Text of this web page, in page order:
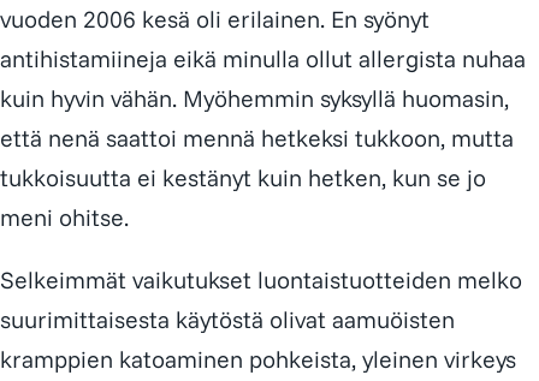
vuoden 2006 kesä oli erilainen. En syönyt
antihistamiineja eikä minulla ollut allergista nuhaa
kuin hyvin vähän. Myöhemmin syksyllä huomasin,
että nenä saattoi mennä hetkeksi tukkoon, mutta
tukkoisuutta ei kestänyt kuin hetken, kun se jo
meni ohitse.
Selkeimmät vaikutukset luontaistuotteiden melko
suurimittaisesta käytöstä olivat aamuöisten
kramppien katoaminen pohkeista, yleinen virkeys